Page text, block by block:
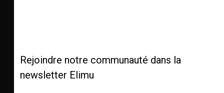
Rejoindre notre communauté dans la
newsletter Elimu